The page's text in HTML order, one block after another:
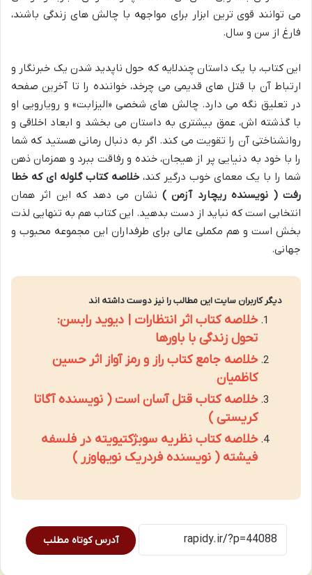
می توانند قوی ترین ابزار برای مواجهه با چالش های زندگی باشند،
فارغ از سن و سال.
این کتاب، با یک داستان چندلایه که حول ناپدید شدن یک خبرنگار و
ارتباط آن با قتل های قدیمی می چرخد، خواننده را تا آخرین صفحه
در تعلیق نگه می دارد. چالش های شخصی «الیزابت» و رویارویی او
با گذشته اش، عمق بیشتری به داستان می بخشد و ابعاد اخلاقی و
روانشناختی آن را تقویت می کند. اگر به دنبال رمانی هستید که شما
را با خود به دنیایی پر از هیجان، خنده و رفاقت ببرد و همزمان ذهن
شما را با یک معمای خوب درگیر کند، خلاصه کتاب گلوله ای که خطا
رفت ( نویسنده ریچارد آزمن ) نشان می دهد که این اثر همان
انتخابی است که نباید از دست بدهید. این کتاب هم به تنهایی لذت
بخش است و هم مکملی عالی برای طرفداران این مجموعه محبوب و
جهانی.
دیگر کاربران سایت این مطالب را نیز دوست داشته اند
خلاصه کتاب اثر انتظارات | دیوید رابسن:
تحول زندگی با باورها
خلاصه جامع کتاب راز و رمز آواز اثر حسین
کاظمیان
خلاصه کتاب قتل آسان است ( نویسنده آگاتا
کریستی )
خلاصه کتاب نظریه سوبژکتیویته در فلسفه
فیشته ( نویسنده فردریک نویهاوزر )
آدرس کوتاه مطلب